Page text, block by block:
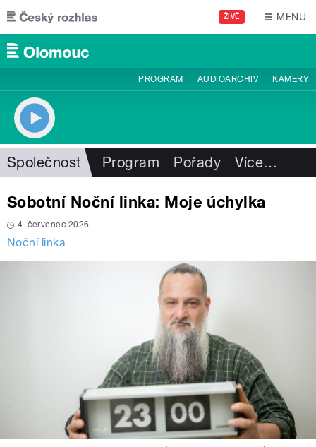
Přejít k hlavnímu obsahu
ŽIVĚ MENU
PROGRAM AUDIOARCHIV KAMERY
Společnost Program Pořady Více…
Sobotní Noční linka: Moje úchylka
4. červenec 2026
Noční linka